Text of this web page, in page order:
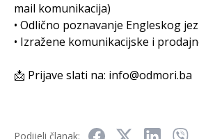
mail komunikacija)
• Odlično poznavanje Engleskog
• Izražene komunikacijske i
📩 Prijave slati na: info@odmori.ba
Podijeli članak: